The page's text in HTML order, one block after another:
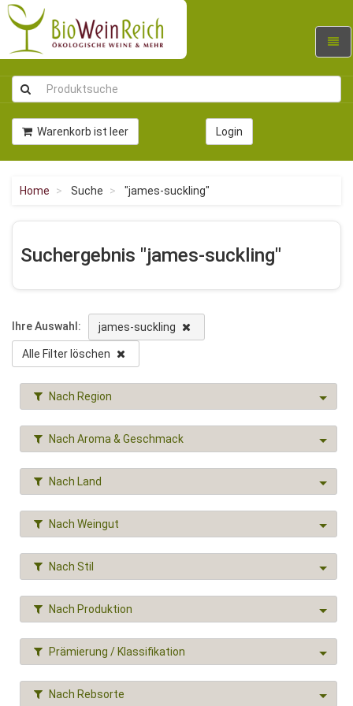
Warenkorb ist leer Login
Home Suche "james-suckling"
Suchergebnis "james-suckling"
Ihre Auswahl: james-suckling
Alle Filter löschen
Nach Region
Nach Aroma & Geschmack
Nach Land
Nach Weingut
Nach Stil
Nach Produktion
Prämierung / Klassifikation
Nach Rebsorte